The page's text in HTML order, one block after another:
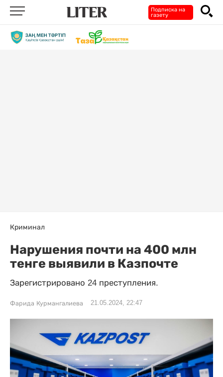
Подписка на
газету
Криминал
Нарушения почти на 400 млн
тенге выявили в Казпочте
Зарегистрировано 24 преступления.
Фарида Курмангалиева 21.05.2024, 22:47